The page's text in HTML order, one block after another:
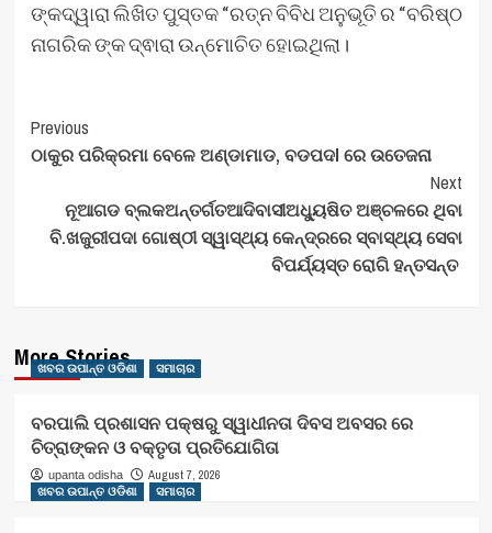
ଙ୍କଦ୍ୱାରା ଲିଖିତ ପୁସ୍ତକ “ରତ୍ନ ବିବିଧ ଅନୁଭୂତି ର “ବରିଷ୍ଠ
ନାଗରିକ ଙ୍କ ଦ୍ଵାରା ଉନ୍ମୋଚିତ ହୋଇଥିଲା।
Post
Navigation
Previous
ଠାକୁର ପରିକ୍ରମା ବେଳେ ଅଣ୍ଡାମାଡ, ବଡପଦl ରେ ଉତେଜନା
Next
ନୂଆଗଡ ବ୍ଲକଅନ୍ତର୍ଗତଆଦିବାସୀଅଧ୍ୟୁଷିତ ଅଞ୍ଚଳରେ ଥିବା
ବି.ଖଜୁରୀପଦା ଗୋଷ୍ଠୀ ସ୍ୱାସ୍ଥ୍ୟ କେନ୍ଦ୍ରରେ ସ୍ବାସ୍ଥ୍ୟ ସେବା
ବିପର୍ଯ୍ୟସ୍ତ ରୋଗି ହନ୍ତସନ୍ତ
More Stories
ଖବର ଉପାନ୍ତ ଓଡିଶା ସମାଚାର
ବରପାଲି ପ୍ରଶାସନ ପକ୍ଷରୁ ସ୍ୱାଧୀନତା ଦିବସ ଅବସର ରେ
ଚିତ୍ରାଙ୍କନ ଓ ବକ୍ତୃତା ପ୍ରତିଯୋଗିତା
upanta odisha
August 7, 2026
ଖବର ଉପାନ୍ତ ଓଡିଶା
ସମାଚାର